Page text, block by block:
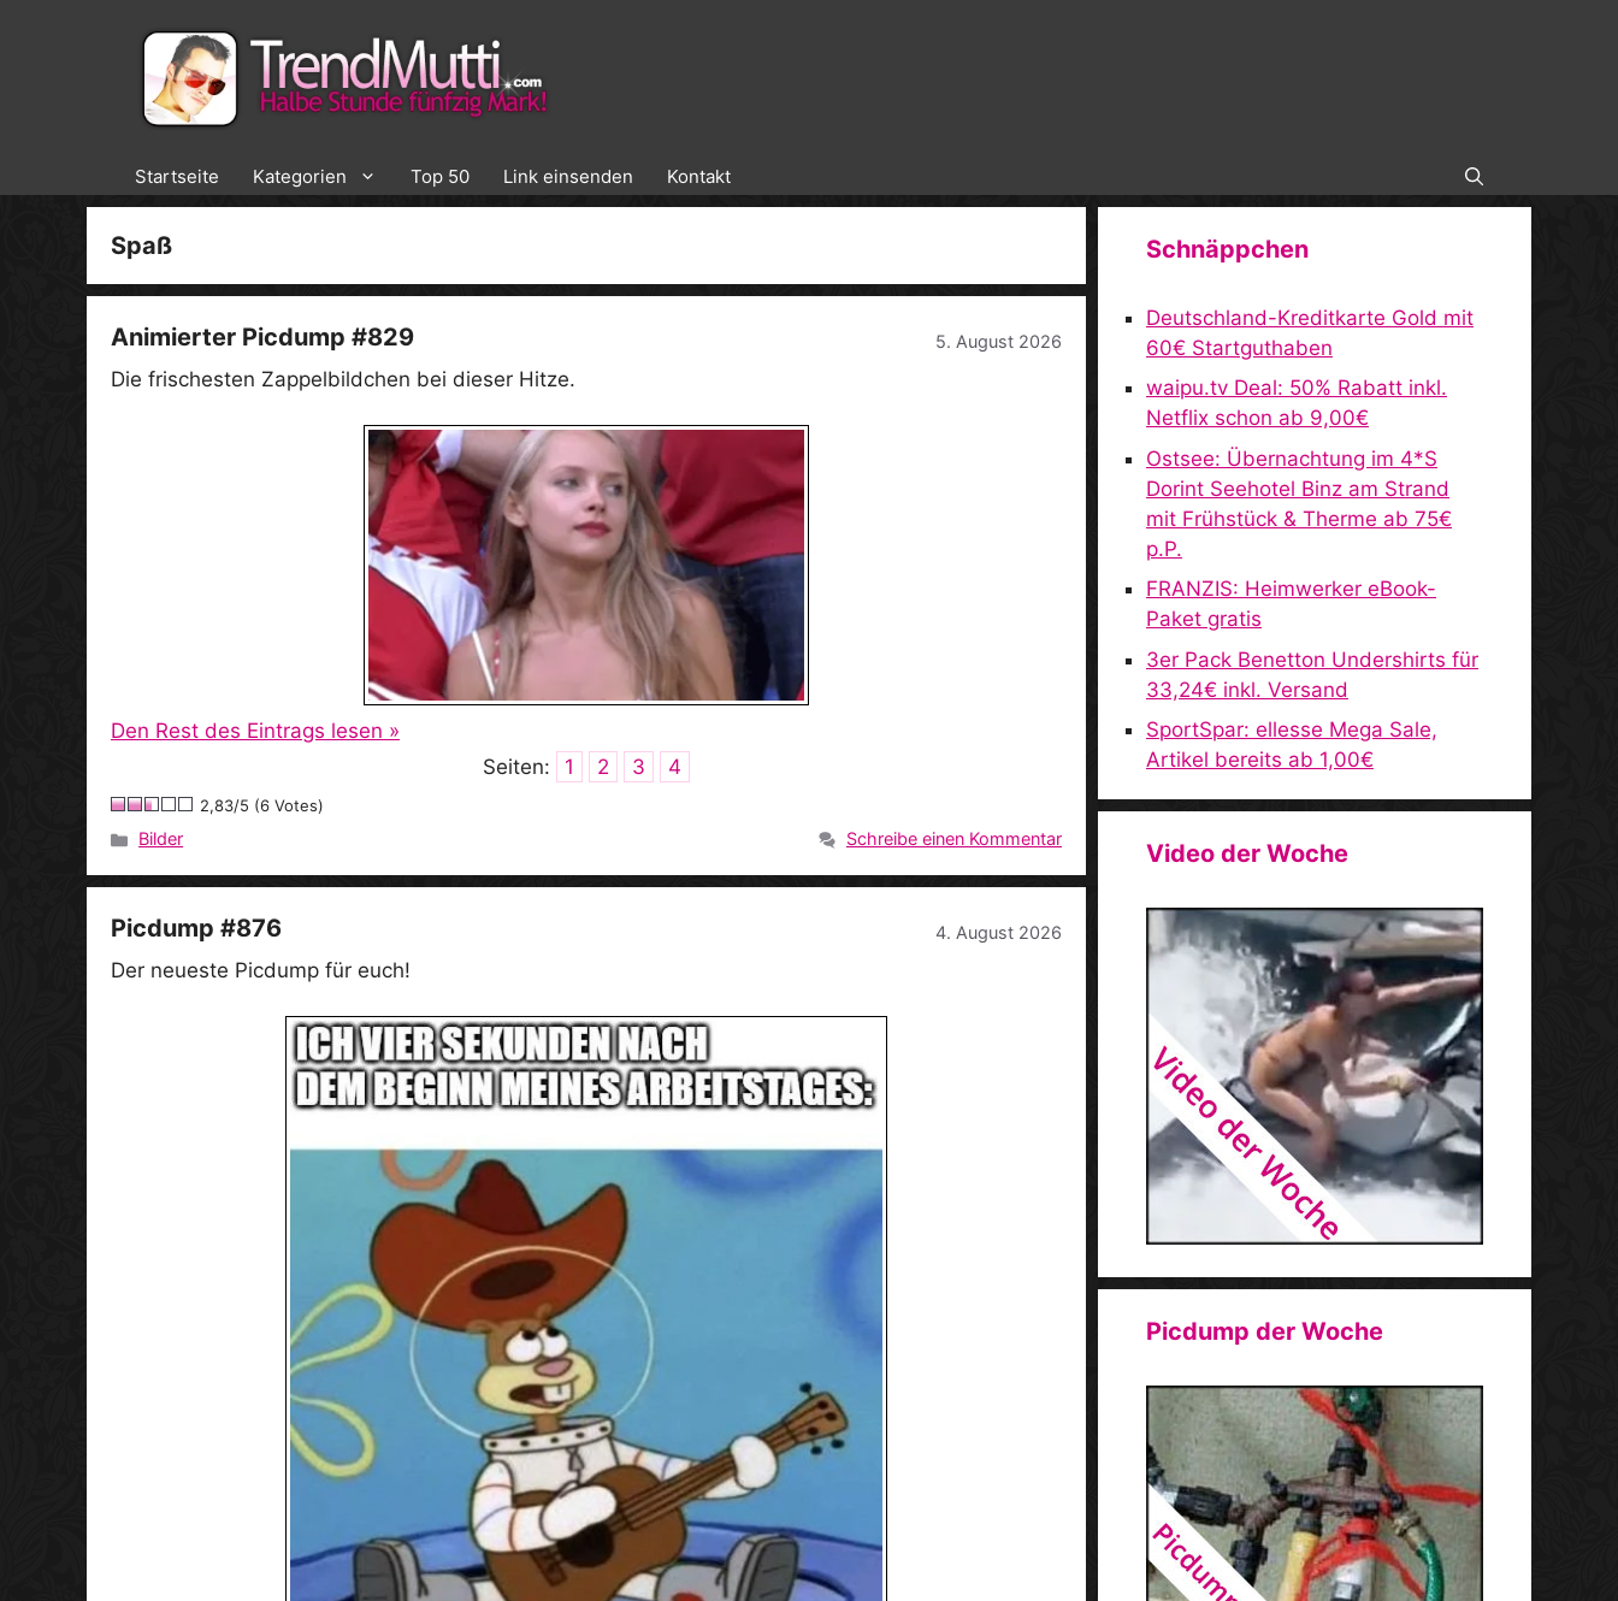
Startseite Kategorien Top 50 Link einsenden Kontakt
Spaß
Animierter Picdump #829 5. August 2026
Die frischesten Zappelbildchen bei dieser Hitze.
Den Rest des Eintrags lesen »
Seiten:
1 2 3 4
2,83/5 (6 Votes)
Kategorien
Bilder Schreibe einen Kommentar
Picdump #876 4. August 2026
Der neueste Picdump für euch!
Schnäppchen
Deutschland-Kreditkarte Gold mit
60€ Startguthaben
waipu.tv Deal: 50% Rabatt inkl.
Netflix schon ab 9,00€
Ostsee: Übernachtung im 4*S
Dorint Seehotel Binz am Strand
mit Frühstück & Therme ab 75€
p.P.
FRANZIS: Heimwerker eBook-
Paket gratis
3er Pack Benetton Undershirts für
33,24€ inkl. Versand
SportSpar: ellesse Mega Sale,
Artikel bereits ab 1,00€
Video der Woche
Picdump der Woche